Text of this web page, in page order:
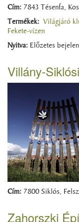
Cím: 7843 Tésenfa,
Termékek: Világjáró
Fekete-vízen
Nyitva: Előzetes
Villány-
Cím: 7800 Siklós,
Zahorszki